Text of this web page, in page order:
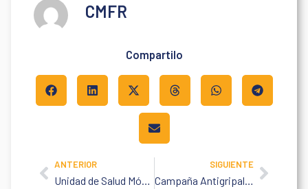
CMFR
Compartilo
Prev
ANTERIOR SIGUIENTENext